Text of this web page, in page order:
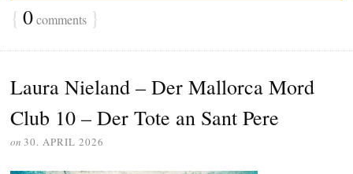
{ 0comments }
Laura Nieland – Der Mallorca Mord
Club 10 – Der Tote an Sant Pere
on 30. APRIL 2026